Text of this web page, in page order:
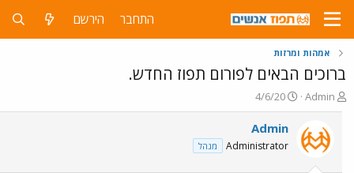
התחבר הירשם
אמהות ומרזות
ברוכים הבאים לפורום תפוז החדש.
פ
ו
ח
Admin
פ
ו
ר
ם
4/6/20
Admin
Administrator מנהל